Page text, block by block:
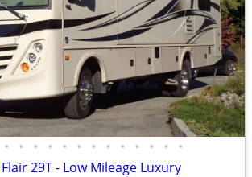
• • • • • • • • • • • • •
29T - Low Mileage Luxury